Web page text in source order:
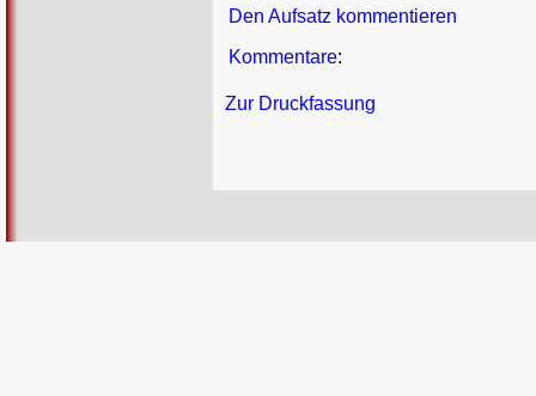
Den Aufsatz kommentieren
Kommentare:
Zur Druckfassung